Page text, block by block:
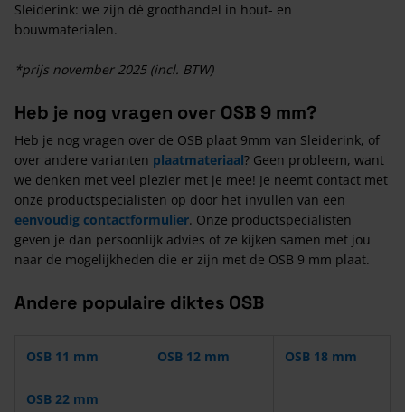
Sleiderink: we zijn dé groothandel in hout- en
bouwmaterialen.
*prijs november 2025 (incl. BTW)
Heb je nog vragen over OSB 9 mm?
Heb je nog vragen over de OSB plaat 9mm van Sleiderink, of
over andere varianten plaatmateriaal? Geen probleem, want
we denken met veel plezier met je mee! Je neemt contact met
onze productspecialisten op door het invullen van een
eenvoudig contactformulier. Onze productspecialisten
geven je dan persoonlijk advies of ze kijken samen met jou
naar de mogelijkheden die er zijn met de OSB 9 mm plaat.
Andere populaire diktes OSB
OSB 11 mm OSB 12 mm OSB 18 mm
OSB 22 mm